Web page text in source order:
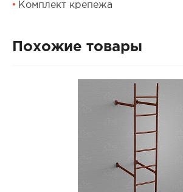
Комплект крепежа
Похожие товары